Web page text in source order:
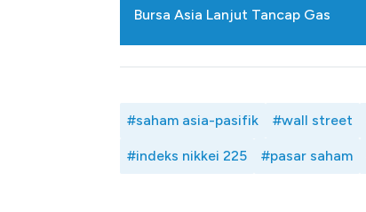
Bursa Asia Lanjut Tancap Gas
#saham asia-pasifik #wall street
#indeks nikkei 225 #pasar saham